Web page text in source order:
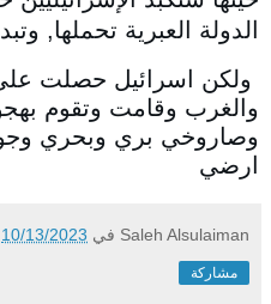
الدولة العبرية تحملها,
ولكن اسرائيل حصلت
والغرب وقامت وتقوم
وصاروخي بري وبحري
ارضي
Saleh Alsulaiman في 10/13/2023
مشاركة